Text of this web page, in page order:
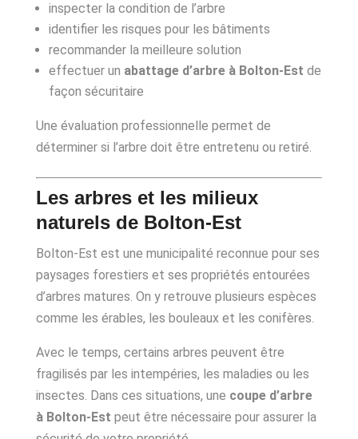
inspecter la condition de l’arbre
identifier les risques pour les bâtiments
recommander la meilleure solution
effectuer un abattage d’arbre à Bolton-Est de
façon sécuritaire
Une évaluation professionnelle permet de
déterminer si l’arbre doit être entretenu ou retiré.
Les arbres et les milieux
naturels de Bolton-Est
Bolton-Est est une municipalité reconnue pour ses
paysages forestiers et ses propriétés entourées
d’arbres matures. On y retrouve plusieurs espèces
comme les érables, les bouleaux et les conifères.
Avec le temps, certains arbres peuvent être
fragilisés par les intempéries, les maladies ou les
insectes. Dans ces situations, une coupe d’arbre
à Bolton-Est peut être nécessaire pour assurer la